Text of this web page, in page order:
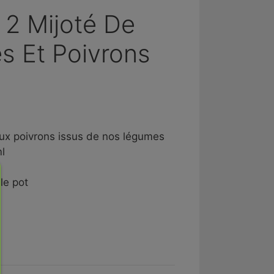
Mijoté De
Et Poivrons
poivrons issus de nos légumes
pot